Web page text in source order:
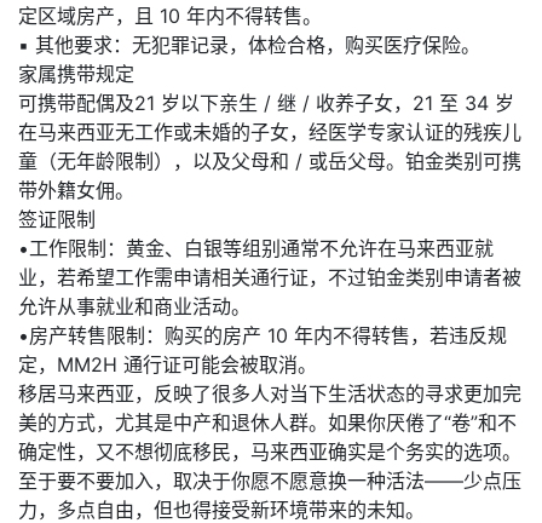
定区域房产，且 10 年内不得转售。
▪ 其他要求：无犯罪记录，体检合格，购买医疗保险。
家属携带规定
可携带配偶及21 岁以下亲生 / 继 / 收养子女，21 至 34 岁
在马来西亚无工作或未婚的子女，经医学专家认证的残疾儿
童（无年龄限制），以及父母和 / 或岳父母。铂金类别可携
带外籍女佣。
签证限制
•工作限制：黄金、白银等组别通常不允许在马来西亚就
业，若希望工作需申请相关通行证，不过铂金类别申请者被
允许从事就业和商业活动。
•房产转售限制：购买的房产 10 年内不得转售，若违反规
定，MM2H 通行证可能会被取消。
移居马来西亚，反映了很多人对当下生活状态的寻求更加完
美的方式，尤其是中产和退休人群。如果你厌倦了“卷”和不
确定性，又不想彻底移民，马来西亚确实是个务实的选项。
至于要不要加入，取决于你愿不愿意换一种活法——少点压
力，多点自由，但也得接受新环境带来的未知。